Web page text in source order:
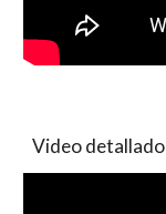
Video detallado